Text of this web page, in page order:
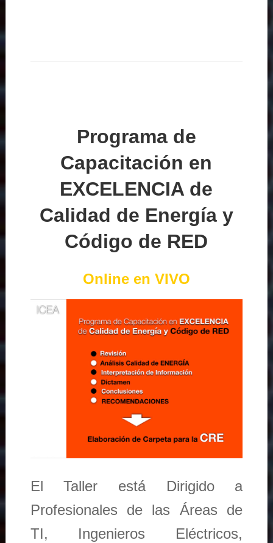
Programa de
Capacitación en
EXCELENCIA de
Calidad de Energía y
Código de RED
Online en VIVO
El Taller está Dirigido a
Profesionales de las Áreas de
TI, Ingenieros Eléctricos,